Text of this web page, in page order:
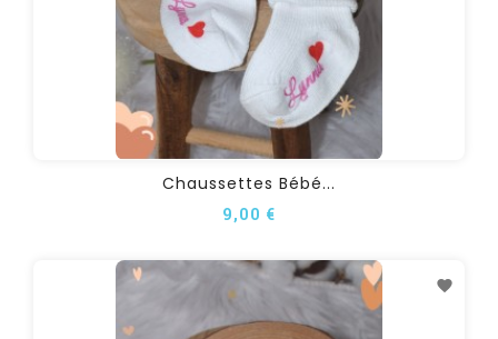
Chaussettes Bébé...
9,00 €